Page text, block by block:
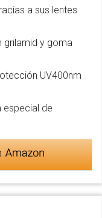
a sus lentes
grilamid y goma
UV400nm
especial de